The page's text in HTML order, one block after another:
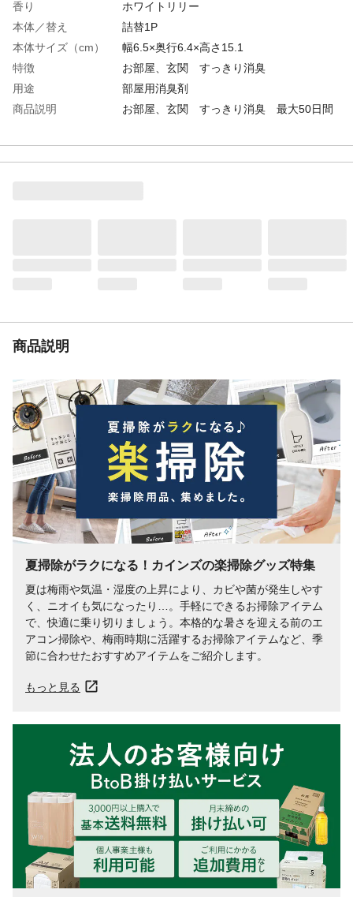
香り
ホワイトリリー
本体／替え
詰替1P
本体サイズ（cm）
幅6.5×奥行6.4×高さ15.1
特徴
お部屋、玄関 すっきり消臭
用途
部屋用消臭剤
商品説明
お部屋、玄関 すっきり消臭 最大50日間
内容量
26mL
成分
香料
生産国
使用場所
部屋用
商品説明
夏掃除がラクになる！カインズの楽掃除グッズ特集
夏は梅雨や気温・湿度の上昇により、カビや菌が発生しやす
く、ニオイも気になったり…。手軽にできるお掃除アイテム
で、快適に乗り切りましょう。本格的な暑さを迎える前のエ
アコン掃除や、梅雨時期に活躍するお掃除アイテムなど、季
節に合わせたおすすめアイテムをご紹介します。
もっと見る